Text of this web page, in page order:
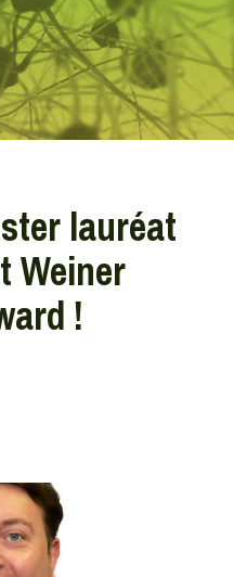
lauréat
Weiner
!